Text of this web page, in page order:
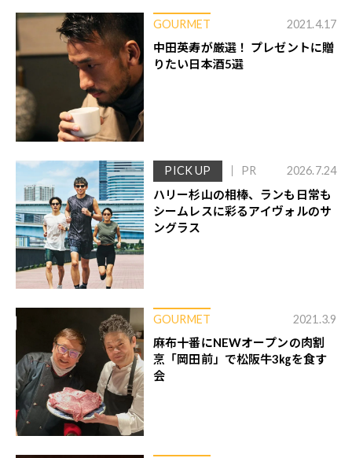
GOURMET 2021.4.17
中田英寿が厳選！ プレゼントに贈
りたい日本酒5選
PICK UP PR 2026.7.24
ハリー杉山の相棒、ランも日常も
シームレスに彩るアイヴォルのサ
ングラス
GOURMET 2021.3.9
麻布十番にNEWオープンの肉割
烹「岡田前」で松阪牛3㎏を食す
会